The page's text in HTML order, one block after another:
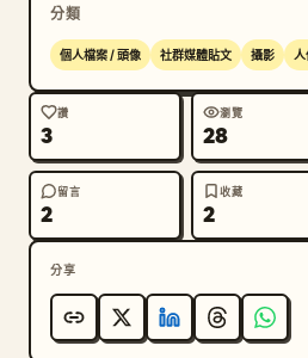
分類
個人檔案 / 頭像 社群媒體貼文 攝影
讚
3
瀏覽
28
留言
2
收藏
2
分享